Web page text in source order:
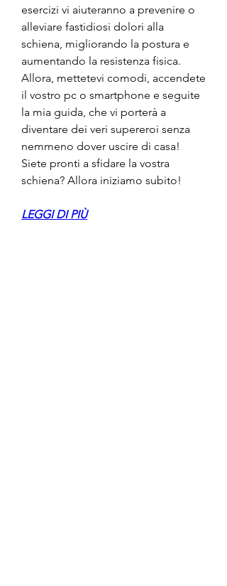
esercizi vi aiuteranno a prevenire o
alleviare fastidiosi dolori alla
schiena, migliorando la postura e
aumentando la resistenza fisica.
Allora, mettetevi comodi, accendete
il vostro pc o smartphone e seguite
la mia guida, che vi porterà a
diventare dei veri supereroi senza
nemmeno dover uscire di casa!
Siete pronti a sfidare la vostra
schiena? Allora iniziamo subito!
LEGGI DI PIÙ